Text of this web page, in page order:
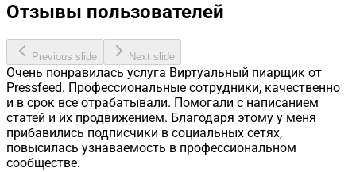
Отзывы пользователей
Previous slide Next slide
Очень понравилась услуга Виртуальный пиарщик от
Pressfeed. Профессиональные сотрудники, качественно
и в срок все отрабатывали. Помогали с написанием
статей и их продвижением. Благодаря этому у меня
прибавились подписчики в социальных сетях,
повысилась узнаваемость в профессиональном
сообществе.